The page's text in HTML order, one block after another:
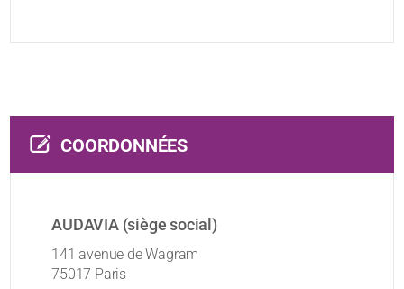
COORDONNÉES
AUDAVIA (siège social)
141 avenue de Wagram
75017 Paris